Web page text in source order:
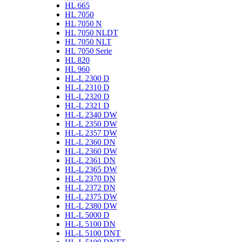
HL 665
HL 7050
HL 7050 N
HL 7050 NLDT
HL 7050 NLT
HL 7050 Serie
HL 820
HL 960
HL-L 2300 D
HL-L 2310 D
HL-L 2320 D
HL-L 2321 D
HL-L 2340 DW
HL-L 2350 DW
HL-L 2357 DW
HL-L 2360 DN
HL-L 2360 DW
HL-L 2361 DN
HL-L 2365 DW
HL-L 2370 DN
HL-L 2372 DN
HL-L 2375 DW
HL-L 2380 DW
HL-L 5000 D
HL-L 5100 DN
HL-L 5100 DNT